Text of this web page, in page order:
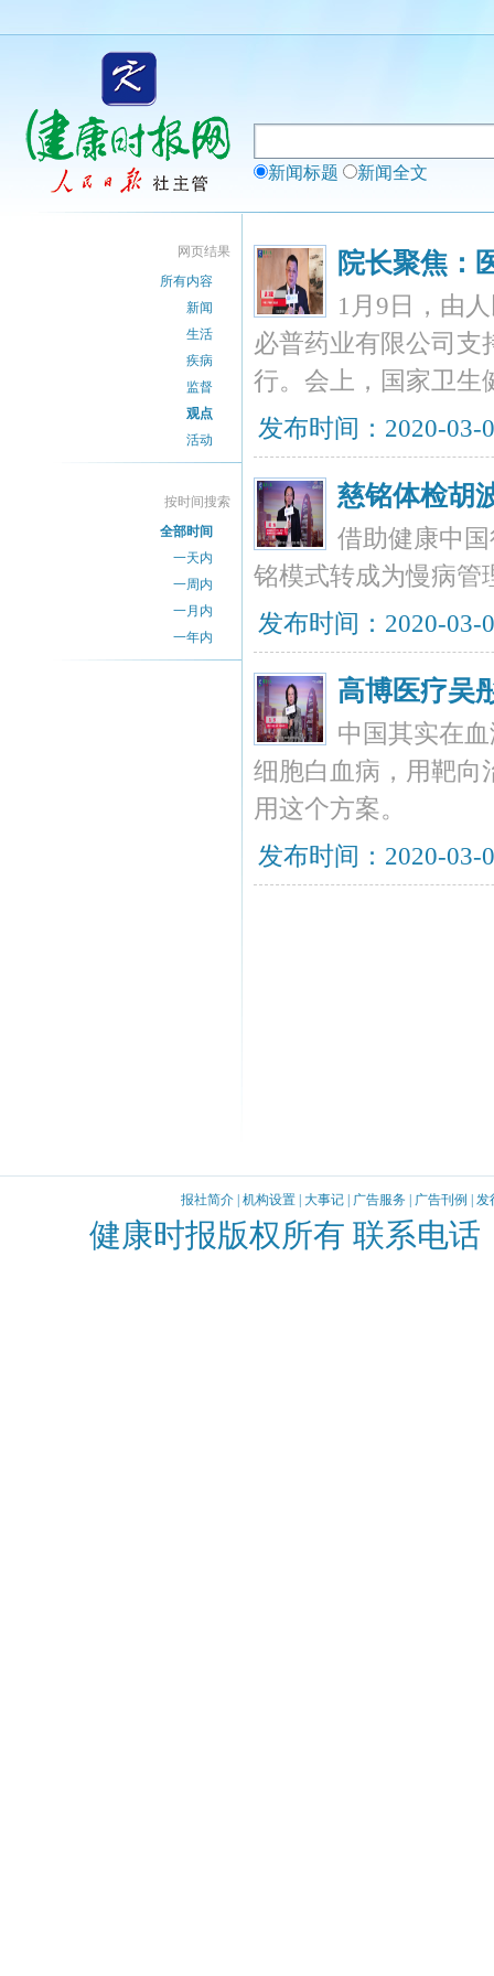
新闻标题 新闻全文
网页结果
所有内容
新闻
生活
疾病
监督
观点
活动
按时间搜索
全部时间
一天内
一周内
一月内
一年内
院长聚焦：
1月9日，由
必普药业有限公司支
行。会上，国家卫生
发布时间：2020-
慈铭体检胡
借助健康中
铭模式转成为慢病管
发布时间：2020-
高博医疗吴
中国其实在
细胞白血病，用靶向
用这个方案。
发布时间：2020-
报社简介 机构设置 大事记 广告服务 广告刊例 发
健康时报版权所有 联系电话